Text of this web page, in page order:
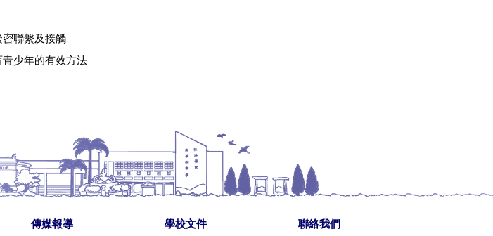
聯繫及接觸
少年的有效方法
傳媒報導 學校文件 聯絡我們